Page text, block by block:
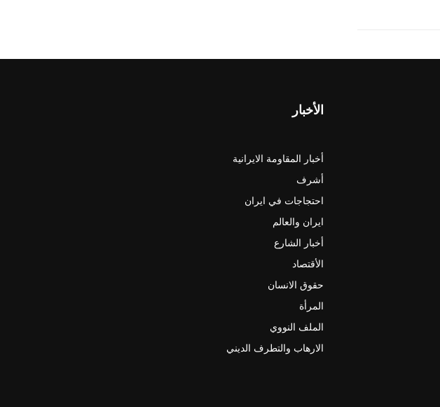
الأخبار
أخبار المقاومة الايرانية
أشرف
احتجاجات في ايران
ايران والعالم
أخبار الشارع
الأقتصاد
حقوق الانسان
المرأة
الملف النووي
الارهاب والتطرف الديني